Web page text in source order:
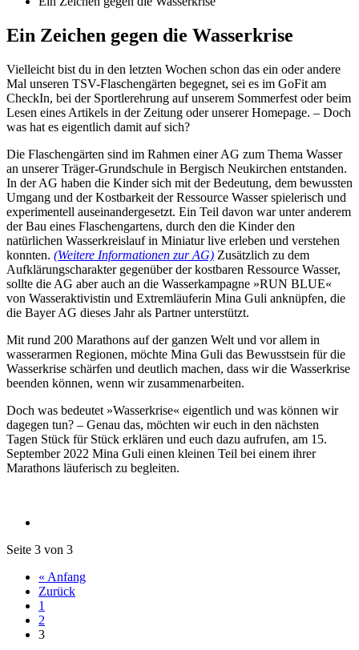
Ein Zeichen gegen die Wasserkrise
Vielleicht bist du in den letzten Wochen schon das ein oder andere
Mal unseren TSV-Flaschengärten begegnet, sei es im GoFit am
CheckIn, bei der Sportlerehrung auf unserem Sommerfest oder beim
Lesen eines Artikels in der Zeitung oder unserer Homepage. – Doch
was hat es eigentlich damit auf sich?
Die Flaschengärten sind im Rahmen einer AG zum Thema Wasser
an unserer Träger-Grundschule in Bergisch Neukirchen entstanden.
In der AG haben die Kinder sich mit der Bedeutung, dem bewussten
Umgang und der Kostbarkeit der Ressource Wasser spielerisch und
experimentell auseinandergesetzt. Ein Teil davon war unter anderem
der Bau eines Flaschengartens, durch den die Kinder den
natürlichen Wasserkreislauf in Miniatur live erleben und verstehen
konnten. (Weitere Informationen zur AG) Zusätzlich zu dem
Aufklärungscharakter gegenüber der kostbaren Ressource Wasser,
sollte die AG aber auch an die Wasserkampagne »RUN BLUE«
von Wasseraktivistin und Extremläuferin Mina Guli anknüpfen, die
die Bayer AG dieses Jahr als Partner unterstützt.
Mit rund 200 Marathons auf der ganzen Welt und vor allem in
wasserarmen Regionen, möchte Mina Guli das Bewusstsein für die
Wasserkrise schärfen und deutlich machen, dass wir die Wasserkrise
beenden können, wenn wir zusammenarbeiten.
Doch was bedeutet »Wasserkrise« eigentlich und was können wir
dagegen tun? – Genau das, möchten wir euch in den nächsten
Tagen Stück für Stück erklären und euch dazu aufrufen, am 15.
September 2022 Mina Guli einen kleinen Teil bei einem ihrer
Marathons läuferisch zu begleiten.
Seite 3 von 3
« Anfang
Zurück
1
2
3